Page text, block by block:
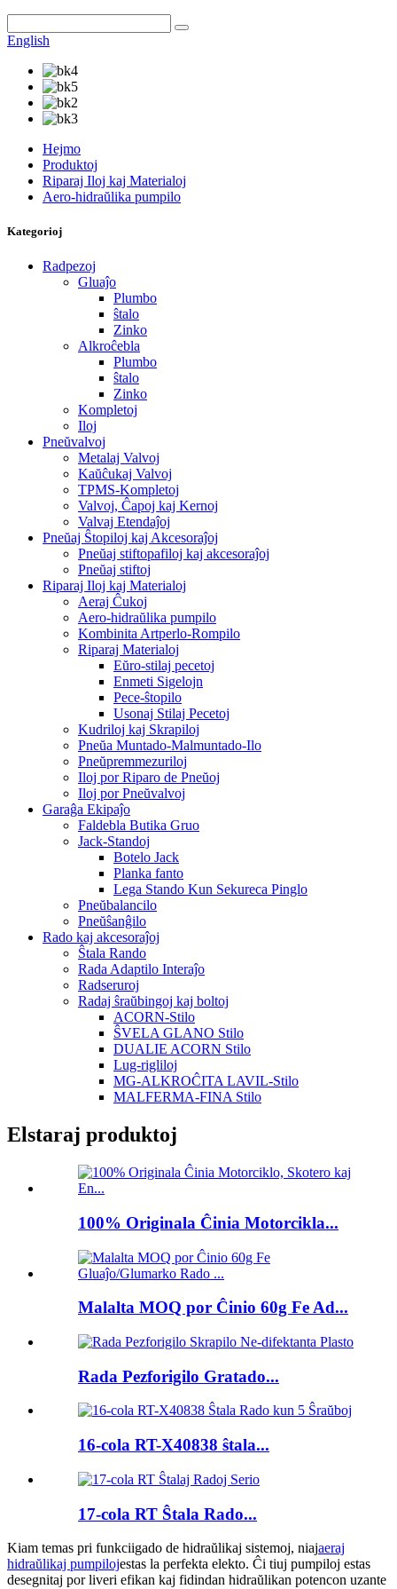
English
Hejmo
Produktoj
Riparaj Iloj kaj Materialoj
Aero-hidraŭlika pumpilo
Kategorioj
Radpezoj
Gluaĵo
Plumbo
ŝtalo
Zinko
Alkroĉebla
Plumbo
ŝtalo
Zinko
Kompletoj
Iloj
Pneŭvalvoj
Metalaj Valvoj
Kaŭĉukaj Valvoj
TPMS-Kompletoj
Valvoj, Ĉapoj kaj Kernoj
Valvaj Etendaĵoj
Pneŭaj Ŝtopiloj kaj Akcesoraĵoj
Pneŭaj stiftopafiloj kaj akcesoraĵoj
Pneŭaj stiftoj
Riparaj Iloj kaj Materialoj
Aeraj Ĉukoj
Aero-hidraŭlika pumpilo
Kombinita Artperlo-Rompilo
Riparaj Materialoj
Eŭro-stilaj pecetoj
Enmeti Sigelojn
Pece-ŝtopilo
Usonaj Stilaj Pecetoj
Kudriloj kaj Skrapiloj
Pneŭa Muntado-Malmuntado-Ilo
Pneŭpremmezuriloj
Iloj por Riparo de Pneŭoj
Iloj por Pneŭvalvoj
Garaĝa Ekipaĵo
Faldebla Butika Gruo
Jack-Standoj
Botelo Jack
Planka fanto
Lega Stando Kun Sekureca Pinglo
Pneŭbalancilo
Pneŭŝanĝilo
Rado kaj akcesoraĵoj
Ŝtala Rando
Rada Adaptilo Interaĵo
Radseruroj
Radaj ŝraŭbingoj kaj boltoj
ACORN-Stilo
ŜVELA GLANO Stilo
DUALIE ACORN Stilo
Lug-rigliloj
MG-ALKROĈITA LAVIL-Stilo
MALFERMA-FINA Stilo
Elstaraj produktoj
100% Originala Ĉinia Motorcikla...
Malalta MOQ por Ĉinio 60g Fe Ad...
Rada Pezforigilo Gratado...
16-cola RT-X40838 ŝtala...
17-cola RT Ŝtala Rado...
Kiam temas pri funkciigado de hidraŭlikaj sistemoj, niajaeraj
hidraŭlikaj pumpilojestas la perfekta elekto. Ĉi tiuj pumpiloj estas
desegnitaj por liveri efikan kaj fidindan hidraŭlikan potencon uzante